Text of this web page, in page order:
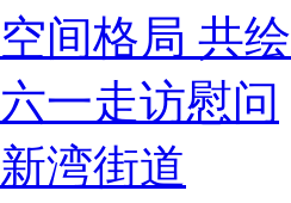
间格局 共
一走访慰问
湾街道